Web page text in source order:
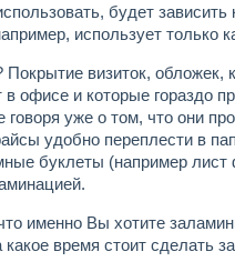
будет
использует только
визиток, обложек,
офисе и которые гораздо
уже о том, что они
удобно переплести в
буклеты (например
именно Вы хотите
время стоит сделать